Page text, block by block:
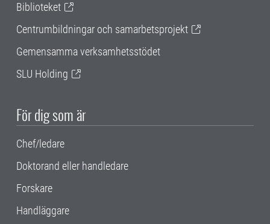
Biblioteket
Centrumbildningar och samarbetsprojekt
Gemensamma verksamhetsstödet
SLU Holding
För dig som är
Chef/ledare
Doktorand eller handledare
Forskare
Handläggare